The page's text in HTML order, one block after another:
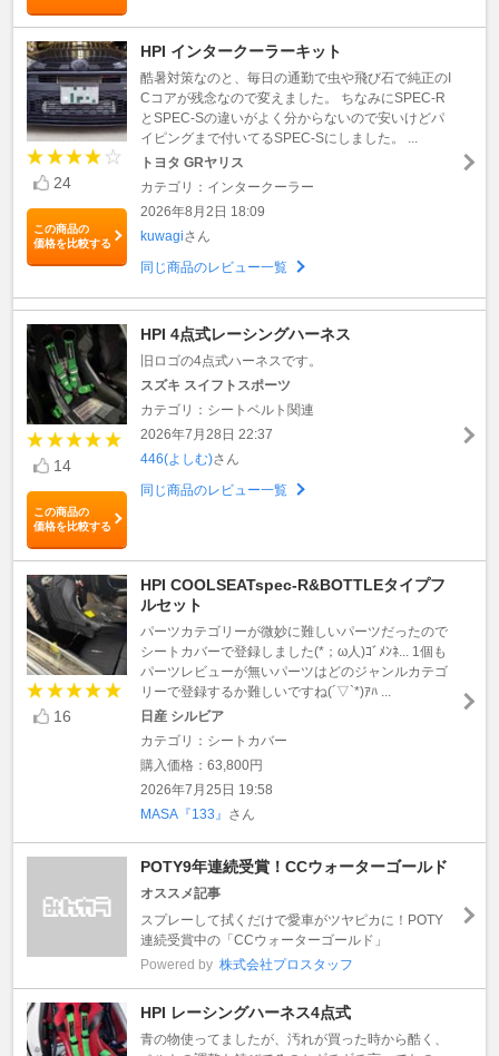
24
この商品の
価格を比較する
HPI インタークーラーキット
酷暑対策なのと、毎日の通勤で虫や飛び石で純正のI
Cコアが残念なので変えました。 ちなみにSPEC-R
とSPEC-Sの違いがよく分からないので安いけどパ
イピングまで付いてるSPEC-Sにしました。 ...
トヨタ GRヤリス
カテゴリ：インタークーラー
2026年8月2日 18:09
kuwagiさん
同じ商品のレビュー一覧
14
この商品の
価格を比較する
HPI 4点式レーシングハーネス
旧ロゴの4点式ハーネスです。
スズキ スイフトスポーツ
カテゴリ：シートベルト関連
2026年7月28日 22:37
446(よしむ)さん
同じ商品のレビュー一覧
16
HPI COOLSEATspec-R&BOTTLEタイプフ
ルセット
パーツカテゴリーが微妙に難しいパーツだったので
シートカバーで登録しました(*；ω人)ｺﾞﾒﾝﾈ... 1個も
パーツレビューが無いパーツはどのジャンルカテゴ
リーで登録するか難しいですね(´▽`*)ｱﾊ ...
日産 シルビア
カテゴリ：シートカバー
購入価格：63,800円
2026年7月25日 19:58
MASA『133』 さん
POTY9年連続受賞！CCウォーターゴールド
オススメ記事
スプレーして拭くだけで愛車がツヤピカに！POTY
連続受賞中の「CCウォーターゴールド」
Powered by 株式会社プロスタッフ
HPI レーシングハーネス4点式
青の物使ってましたが、汚れが買った時から酷く、